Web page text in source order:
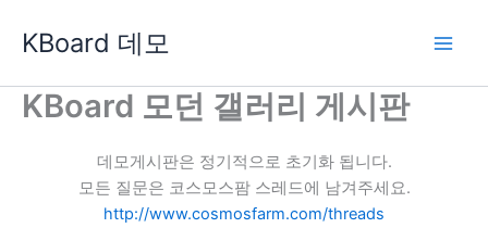
로
KBoard 데모
KBoard 모던 갤러리 게시판
데모게시판은 정기적으로 초기화 됩니다.
모든 질문은 코스모스팜 스레드에 남겨주세요.
http://www.cosmosfarm.com/threads